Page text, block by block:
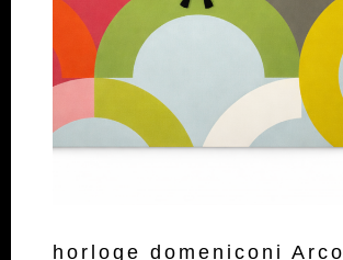
horloge domeniconi Arco